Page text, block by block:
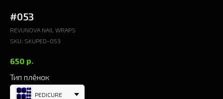
#053
REVUNOVA NAIL WRAPS
SKU: SKUPED-053
650 р.
Тип плёнок
PEDICURE